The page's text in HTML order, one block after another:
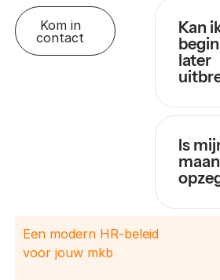
Kom in
contact
Kan
later
Is
Een modern HR-beleid
voor jouw mkb